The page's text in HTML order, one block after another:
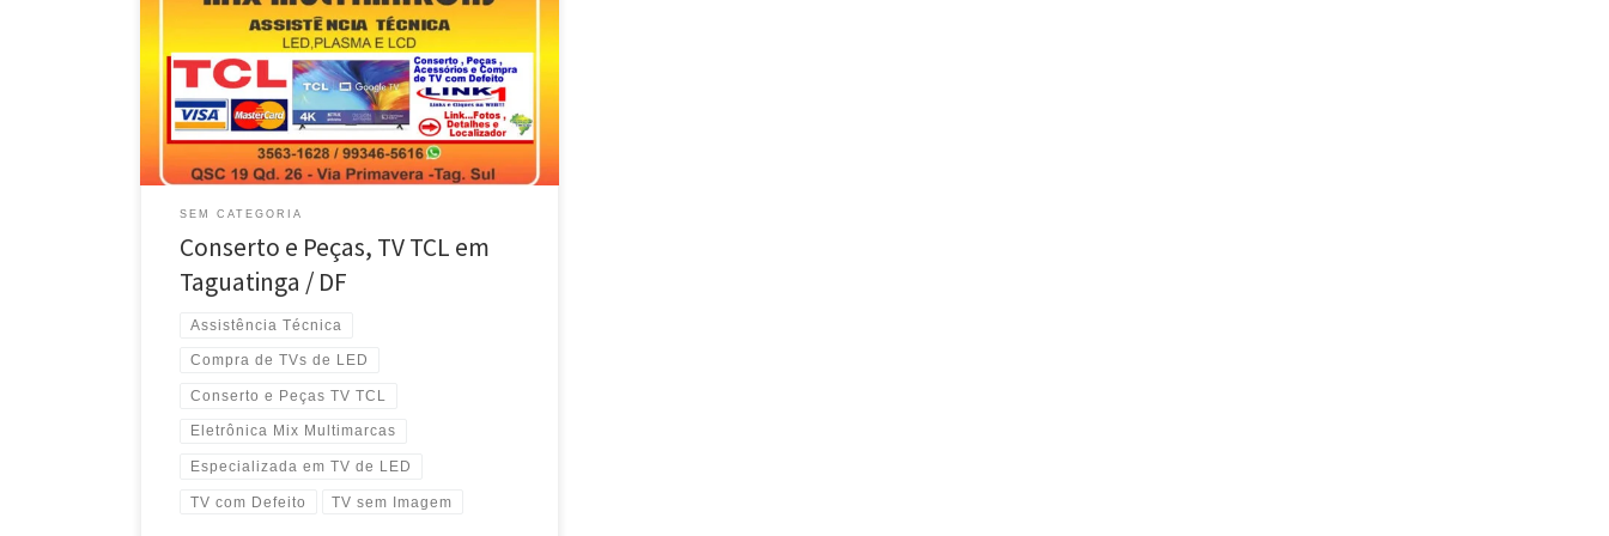
Eletrônica Mix Multimarcas , Conserto da Placa
Principal , TV de Led TCL – Taguatinga / DF Reparo da
Placa de Vídeo , TV de Plasma TCL – Busca e Entrega
em Águas Claras / DF Manutenção da Placa Eletrônica
, TV de LCD TCL – Busca e Entrega no […]
SEM CATEGORIA
Conserto e Peças, TV TCL em
Taguatinga / DF
Assistência Técnica
Compra de TVs de LED
Conserto e Peças TV TCL
Eletrônica Mix Multimarcas
Especializada em TV de LED
TV com Defeito TV sem Imagem